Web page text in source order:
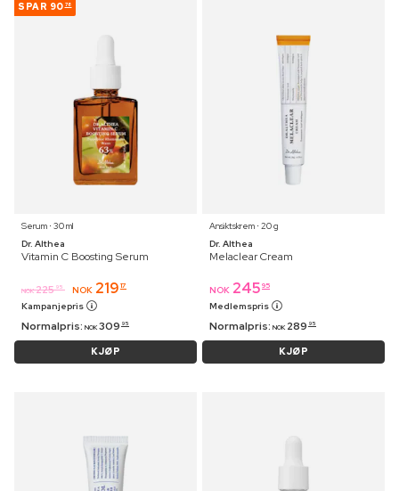
SPAR 90 78
Serum ⋅ 30 ml
Dr. Althea
Vitamin C Boosting Serum
NOK 225 95 NOK 219 17
Kampanjepris
Normalpris: NOK 309 95
KJØP
Ansiktskrem ⋅ 20 g
Dr. Althea
Melaclear Cream
NOK 245 95
Medlemspris
Normalpris: NOK 289 95
KJØP